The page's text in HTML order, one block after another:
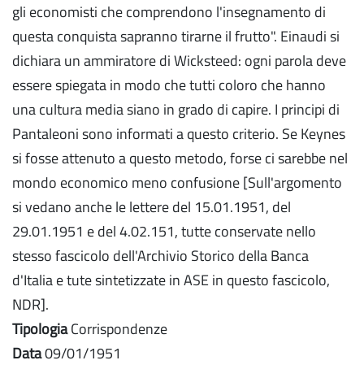
gli economisti che comprendono l'insegnamento di
questa conquista sapranno tirarne il frutto". Einaudi si
dichiara un ammiratore di Wicksteed: ogni parola deve
essere spiegata in modo che tutti coloro che hanno
una cultura media siano in grado di capire. I principi di
Pantaleoni sono informati a questo criterio. Se Keynes
si fosse attenuto a questo metodo, forse ci sarebbe nel
mondo economico meno confusione [Sull'argomento
si vedano anche le lettere del 15.01.1951, del
29.01.1951 e del 4.02.151, tutte conservate nello
stesso fascicolo dell'Archivio Storico della Banca
d'Italia e tute sintetizzate in ASE in questo fascicolo,
NDR].
TipologiaCorrispondenze
Data09/01/1951